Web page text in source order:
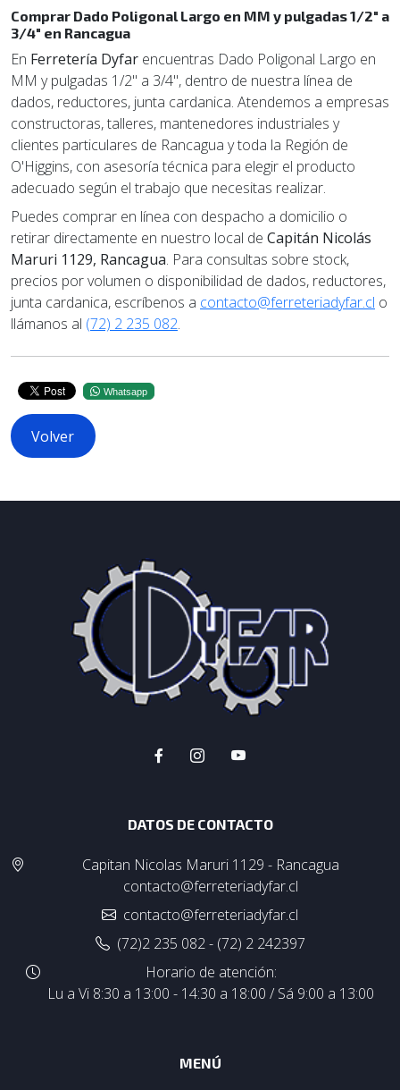
Comprar Dado Poligonal Largo en MM y pulgadas 1/2" a
3/4" en Rancagua
En Ferretería Dyfar encuentras Dado Poligonal Largo en
MM y pulgadas 1/2" a 3/4", dentro de nuestra línea de
dados, reductores, junta cardanica. Atendemos a empresas
constructoras, talleres, mantenedores industriales y
clientes particulares de Rancagua y toda la Región de
O'Higgins, con asesoría técnica para elegir el producto
adecuado según el trabajo que necesitas realizar.
Puedes comprar en línea con despacho a domicilio o
retirar directamente en nuestro local de Capitán Nicolás
Maruri 1129, Rancagua. Para consultas sobre stock,
precios por volumen o disponibilidad de dados, reductores,
junta cardanica, escríbenos a contacto@ferreteriadyfar.cl o
llámanos al (72) 2 235 082.
Whatsapp
Volver
DATOS DE CONTACTO
Capitan Nicolas Maruri 1129 - Rancagua
contacto@ferreteriadyfar.cl
contacto@ferreteriadyfar.cl
(72)2 235 082 - (72) 2 242397
Horario de atención:
Lu a Vi 8:30 a 13:00 - 14:30 a 18:00 / Sá 9:00 a 13:00
MENÚ